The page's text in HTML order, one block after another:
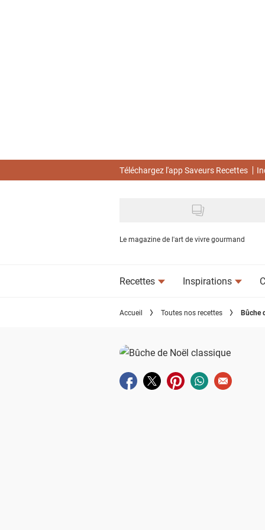
Téléchargez l'app Saveurs Recettes
Le magazine de l'art de vivre gourmand
Recettes Inspirations
Accueil Toutes nos recettes Bûche
Partager sur facebook
Partager sur twitter
Partager sur pinterest
Partager sur
Envoyer à